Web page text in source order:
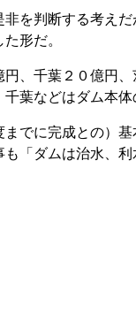
を判断する考えだ
形だ。
、千葉２０億円、
葉などはダム本体
でに完成との）基
「ダムは治水、